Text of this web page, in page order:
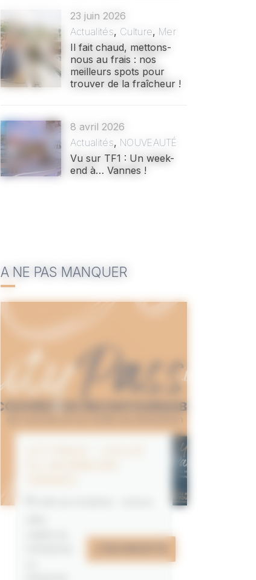
23 juin 2026
Actualités, Culture, Mer
Il fait chaud, mettons-
nous au frais : nos
meilleurs spots pour
trouver de la fraîcheur !
8 avril 2026
Actualités, NOUVEAUTÉ
Vu sur TF1 : Un week-
end à… Vannes !
A NE PAS MANQUER